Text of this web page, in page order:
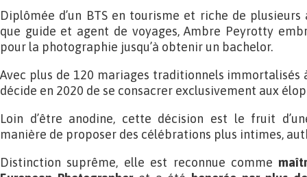
Diplômée d’un BTS en tourisme et riche de plusieurs
que guide et agent de voyages, Ambre Peyrotty
pour la photographie jusqu’à obtenir un bachelor.
Avec plus de 120 mariages traditionnels immortalisés
décide en 2020 de se consacrer exclusivement aux
Loin d’être anodine, cette décision est le fruit
manière de proposer des célébrations plus intimes,
Distinction suprême, elle est reconnue comme